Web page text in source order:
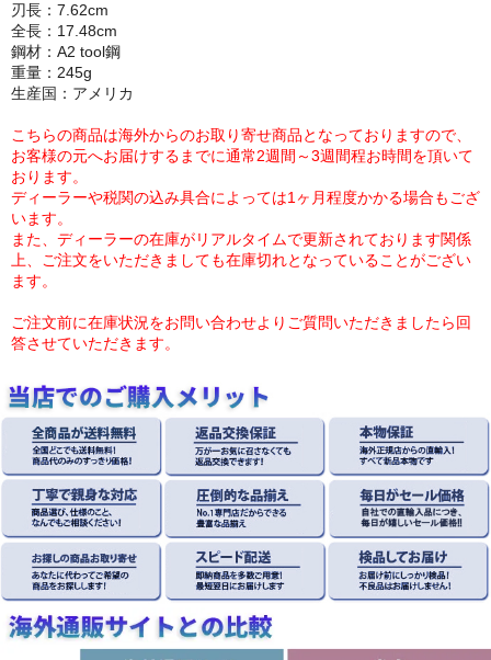
刃長：7.62cm
全長：17.48cm
鋼材：A2 tool鋼
重量：245g
生産国：アメリカ
こちらの商品は海外からのお取り寄せ商品となっておりますので、
お客様の元へお届けするまでに通常2週間～3週間程お時間を頂いて
おります。
ディーラーや税関の込み具合によっては1ヶ月程度かかる場合もござ
います。
また、ディーラーの在庫がリアルタイムで更新されております関係
上、ご注文をいただきましても在庫切れとなっていることがござい
ます。
ご注文前に在庫状況をお問い合わせよりご質問いただきましたら回
答させていただきます。